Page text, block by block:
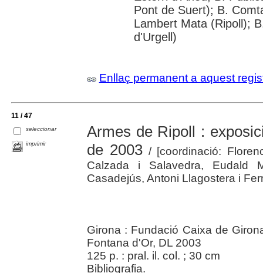
Pont de Suert); B.
Lambert Mata (Ripoll);
d'Urgell)
Enllaç permanent a aquest
11 / 47
seleccionar
imprimir
Armes de Ripoll :
de 2003 / [coordinació:
Calzada i Salavedra, Eudald
Casadejús, Antoni Llagostera i
Girona : Fundació Caixa de
Fontana d'Or, DL 2003
125 p. : pral. il. col. ; 30 cm
Bibliografia.